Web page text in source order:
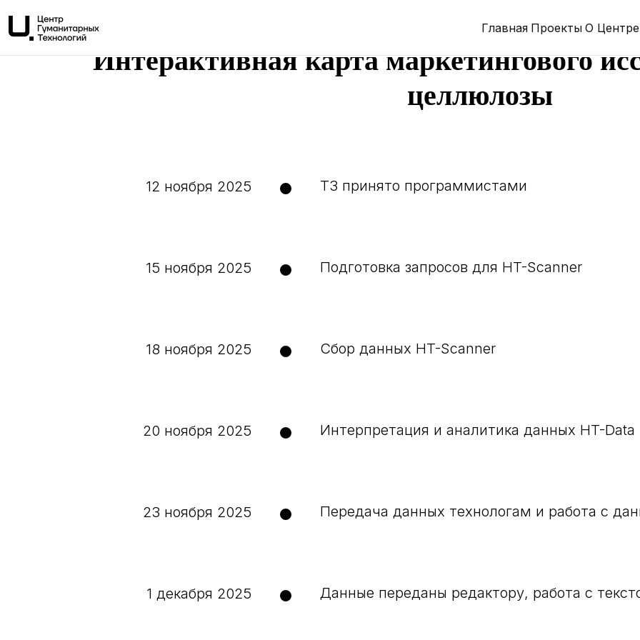
Главная Проекты О Центре
Интерактивная карта маркетингового
целлюлозы
12 ноября 2025 ТЗ принято программистами
15 ноября 2025 Подготовка запросов для HT-Scanner
18 ноября 2025 Сбор данных HT-Scanner
20 ноября 2025 Интерпретация и аналитика данных HT-Data
23 ноября 2025 Передача данных технологам и работа с
1 декабря 2025 Данные переданы редактору, работа с